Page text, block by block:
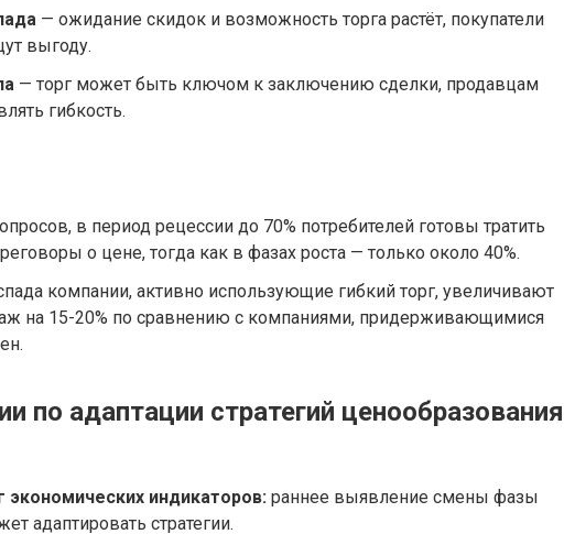
— ожидание скидок и возможность торга растёт, покупатели
выгоду.
— торг может быть ключом к заключению сделки, продавцам
гибкость.
в период рецессии до 70% потребителей готовы тратить
о цене, тогда как в фазах роста — только около 40%.
компании, активно использующие гибкий торг, увеличивают
на 15-20% по сравнению с компаниями, придерживающимися
по адаптации стратегий ценообразования
экономических индикаторов: раннее выявление смены фазы
адаптировать стратегии.